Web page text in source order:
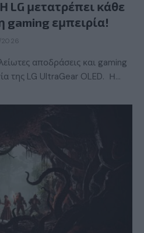
LG μετατρέπει κάθε
gaming εμπειρία!
αποδράσεις και gaming
της LG UltraGear OLED. Η…